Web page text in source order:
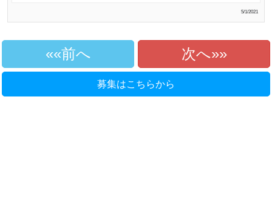
5/1/2021
«前へ 次へ»
募集はこちらから